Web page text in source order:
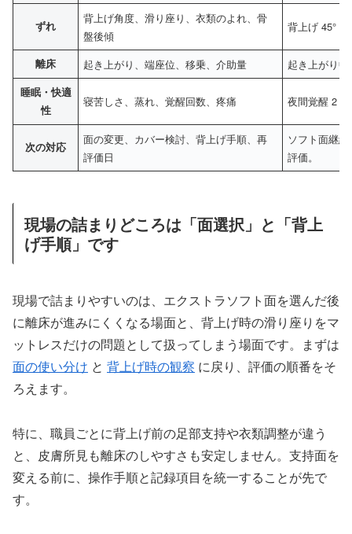
ずれ
背上げ角度、滑り座り、衣類のよれ、骨
盤後傾
背上げ 45°
離床 起き上がり、端座位、移乗、介助量 起き上がり
睡眠・快適
性
寝苦しさ、蒸れ、覚醒回数、疼痛 夜間覚醒 2
次の対応
面の変更、カバー検討、背上げ手順、再
評価日
ソフト面継
評価。
現場の詰まりどころは「面選択」と「背上
げ手順」です
現場で詰まりやすいのは、エクストラソフト面を選んだ後
に離床が進みにくくなる場面と、背上げ時の滑り座りをマ
ットレスだけの問題として扱ってしまう場面です。まずは
面の使い分け と 背上げ時の観察 に戻り、評価の順番をそ
ろえます。
特に、職員ごとに背上げ前の足部支持や衣類調整が違う
と、皮膚所見も離床のしやすさも安定しません。支持面を
変える前に、操作手順と記録項目を統一することが先で
す。